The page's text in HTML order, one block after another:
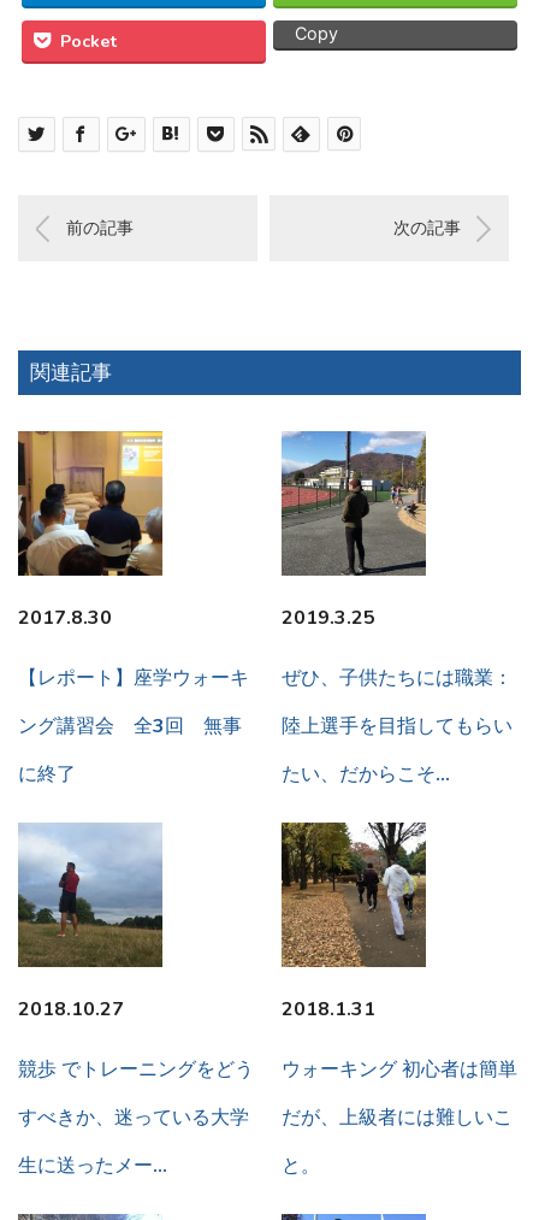
Pocket Copy
前の記事 次の記事
関連記事
2017.8.30
【レポート】座学ウォーキ
ング講習会 全3回 無事
に終了
2019.3.25
ぜひ、子供たちには職業：
陸上選手を目指してもらい
たい、だからこそ…
2018.10.27
競歩 でトレーニングをどう
すべきか、迷っている大学
生に送ったメー…
2018.1.31
ウォーキング 初心者は簡単
だが、上級者には難しいこ
と。